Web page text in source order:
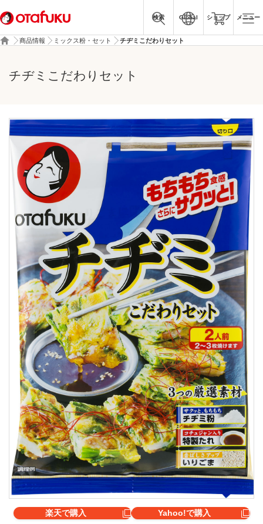
検索 Global ショップ メニュー
商品情報 ミックス粉・セット チヂミこだわりセット
チヂミこだわりセット
楽天で購入 Yahoo!で購入